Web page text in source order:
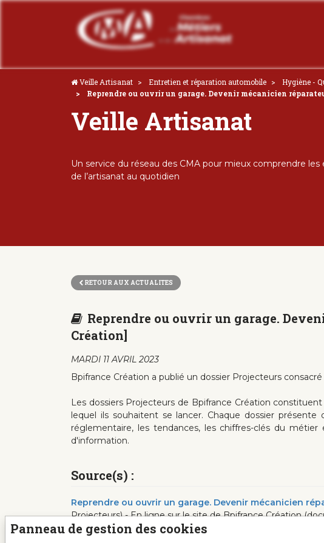
Veille Artisanat Entretien et réparation automobile
Hygiène -
Reprendre ou ouvrir un garage. Devenir mécanicien
Veille Artisanat
Un service du réseau des CMA pour mieux comprendre
de l’artisanat au quotidien
RETOUR AUX ACTUALITES
Reprendre ou ouvrir un garage.
Création]
MARDI 11 AVRIL 2023
Bpifrance Création a publié un dossier Projecteurs
Les dossiers Projecteurs de Bpifrance Création
lequel ils souhaitent se lancer. Chaque dossier
réglementaire, les tendances, les chiffres-clés du
d'information.
Source(s) :
Reprendre ou ouvrir un garage. Devenir mécanicien
Projecteurs) - En ligne sur le site de Bpifrance Création
Panneau de gestion des cookies